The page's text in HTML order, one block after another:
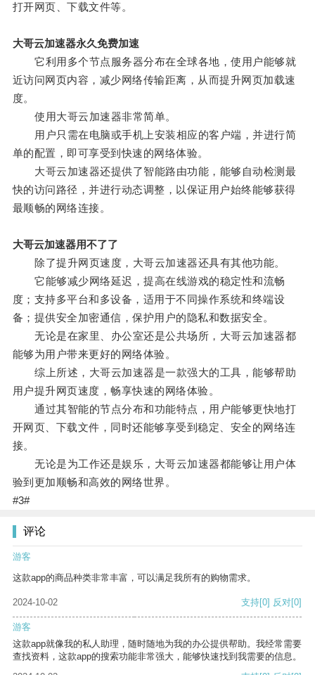
打开网页、下载文件等。
大哥云加速器永久免费加速
它利用多个节点服务器分布在全球各地，使用户能够就
近访问网页内容，减少网络传输距离，从而提升网页加载速
度。
使用大哥云加速器非常简单。
用户只需在电脑或手机上安装相应的客户端，并进行简
单的配置，即可享受到快速的网络体验。
大哥云加速器还提供了智能路由功能，能够自动检测最
快的访问路径，并进行动态调整，以保证用户始终能够获得
最顺畅的网络连接。
大哥云加速器用不了了
除了提升网页速度，大哥云加速器还具有其他功能。
它能够减少网络延迟，提高在线游戏的稳定性和流畅
度；支持多平台和多设备，适用于不同操作系统和终端设
备；提供安全加密通信，保护用户的隐私和数据安全。
无论是在家里、办公室还是公共场所，大哥云加速器都
能够为用户带来更好的网络体验。
综上所述，大哥云加速器是一款强大的工具，能够帮助
用户提升网页速度，畅享快速的网络体验。
通过其智能的节点分布和功能特点，用户能够更快地打
开网页、下载文件，同时还能够享受到稳定、安全的网络连
接。
无论是为工作还是娱乐，大哥云加速器都能够让用户体
验到更加顺畅和高效的网络世界。
#3#
评论
游客
这款app的商品种类非常丰富，可以满足我所有的购物需求。
2024-10-02 支持[0] 反对[0]
游客
这款app就像我的私人助理，随时随地为我的办公提供帮助。我经常需要
查找资料，这款app的搜索功能非常强大，能够快速找到我需要的信息。